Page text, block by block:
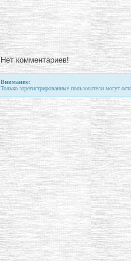
Нет комментариев!
Внимание:
Только зарегистрированные пользователи могут